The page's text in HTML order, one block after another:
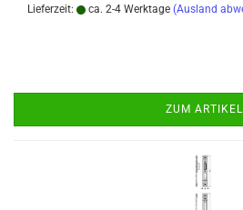
Lieferzeit:
ca. 2-4 Werktage (Ausland
ZUM ARTIKEL